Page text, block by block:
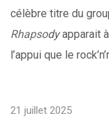
célèbre titre du
Rhapsodyapparait
l’appui que le
21 juillet 2025